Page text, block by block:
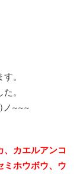
。
。
ノ~~~
、カエルアンコ
ミホウボウ、ウ